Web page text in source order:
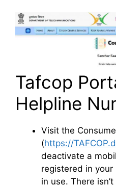
Tafcop
Helpline
Visit the
(https://
deactivate a
registered in
in use. There